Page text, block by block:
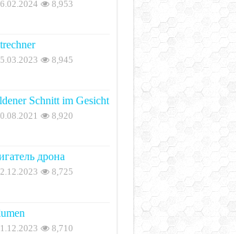
8,953
8,945
Schnitt im Gesicht
8,920
дрона
8,725
8,710